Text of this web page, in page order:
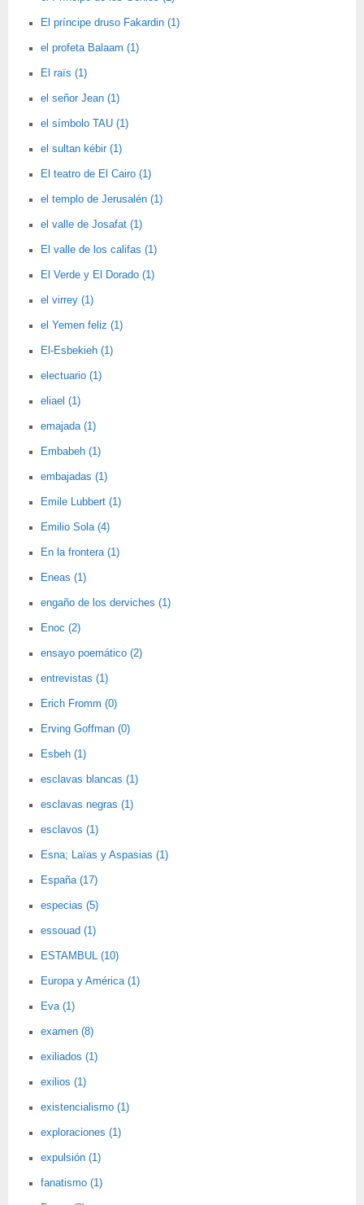
El príncipe druso Fakardin (1)
el profeta Balaam (1)
El raïs (1)
el señor Jean (1)
el símbolo TAU (1)
el sultan kébir (1)
El teatro de El Cairo (1)
el templo de Jerusalén (1)
el valle de Josafat (1)
El valle de los califas (1)
El Verde y El Dorado (1)
el virrey (1)
el Yemen feliz (1)
El-Esbekieh (1)
electuario (1)
eliael (1)
emajada (1)
Embabeh (1)
embajadas (1)
Emile Lubbert (1)
Emilio Sola (4)
En la frontera (1)
Eneas (1)
engaño de los derviches (1)
Enoc (2)
ensayo poemático (2)
entrevistas (1)
Erich Fromm (0)
Erving Goffman (0)
Esbeh (1)
esclavas blancas (1)
esclavas negras (1)
esclavos (1)
Esna; Laïas y Aspasias (1)
España (17)
especias (5)
essouad (1)
ESTAMBUL (10)
Europa y América (1)
Eva (1)
examen (8)
exiliados (1)
exilios (1)
existencialismo (1)
exploraciones (1)
expulsión (1)
fanatismo (1)